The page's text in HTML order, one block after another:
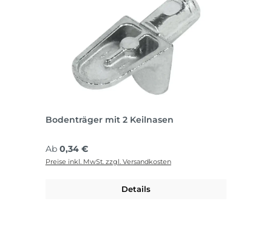
Bodenträger mit 2 Keilnasen
Regulärer Preis:
Ab 0,34 €
Preise inkl. MwSt. zzgl. Versandkosten
Details